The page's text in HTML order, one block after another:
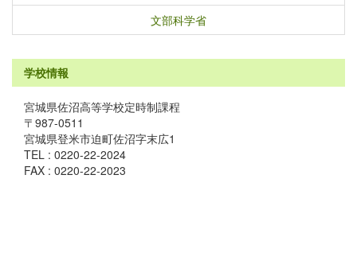
文部科学省
学校情報
宮城県佐沼高等学校定時制課程
〒987-0511
宮城県登米市迫町佐沼字末広1
TEL : 0220-22-2024
FAX : 0220-22-2023